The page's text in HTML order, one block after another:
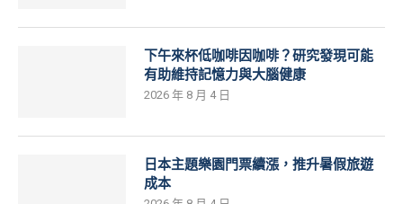
下午來杯低咖啡因咖啡？研究發現可能
有助維持記憶力與大腦健康
2026 年 8 月 4 日
日本主題樂園門票續漲，推升暑假旅遊
成本